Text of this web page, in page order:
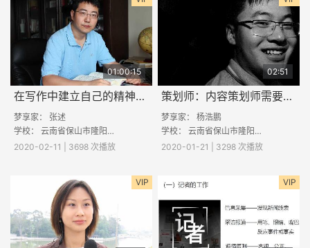
01:00:15
在写作中建立自己的精神家园
梦享家： 张述
学校： 云南省保山市隆阳区潞江镇初级中学
2020-02-11 | 3698 次播放
02:51
策划师：内容策划师需要的专业素质有哪些？
梦享家： 杨浩鹏
学校： 云南省保山市隆阳区魏家中学
2020-01-21 | 3298 次播放
VIP VIP